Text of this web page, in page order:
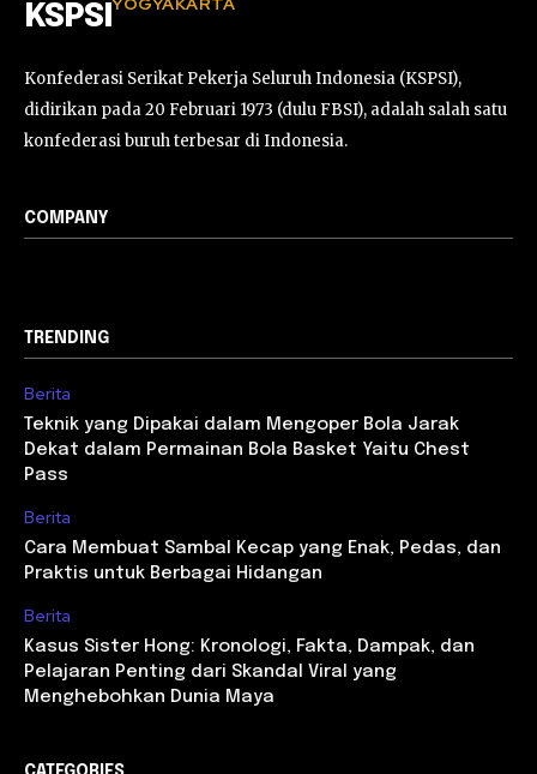
KSPSI
Konfederasi Serikat Pekerja Seluruh Indonesia (KSPSI),
didirikan pada 20 Februari 1973 (dulu FBSI), adalah salah satu
konfederasi buruh terbesar di Indonesia.
COMPANY
TRENDING
Berita
Teknik yang Dipakai dalam Mengoper Bola Jarak
Dekat dalam Permainan Bola Basket Yaitu Chest
Pass
Berita
Cara Membuat Sambal Kecap yang Enak, Pedas, dan
Praktis untuk Berbagai Hidangan
Berita
Kasus Sister Hong: Kronologi, Fakta, Dampak, dan
Pelajaran Penting dari Skandal Viral yang
Menghebohkan Dunia Maya